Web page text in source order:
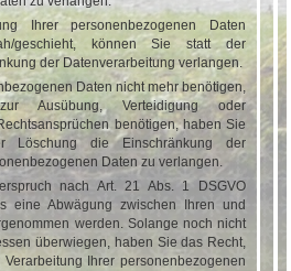
Ihrer personenbezogenen Daten
geschieht, können Sie statt der
der Datenverarbeitung verlangen.
Daten nicht mehr benötigen,
Ausübung, Verteidigung oder
benötigen, haben Sie
Löschung die Einschränkung der
Daten zu verlangen.
nach Art. 21 Abs. 1 DSGVO
eine Abwägung zwischen Ihren und
werden. Solange noch nicht
überwiegen, haben Sie das Recht,
Ihrer personenbezogenen